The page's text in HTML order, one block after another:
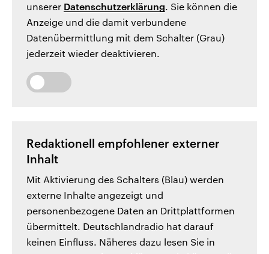
unserer Datenschutzerklärung. Sie können die
Anzeige und die damit verbundene
Datenübermittlung mit dem Schalter (Grau)
jederzeit wieder deaktivieren.
Redaktionell empfohlener externer
Inhalt
Mit Aktivierung des Schalters (Blau) werden
externe Inhalte angezeigt und
personenbezogene Daten an Drittplattformen
übermittelt. Deutschlandradio hat darauf
keinen Einfluss. Näheres dazu lesen Sie in